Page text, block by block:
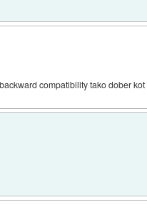
compatibility tako dober